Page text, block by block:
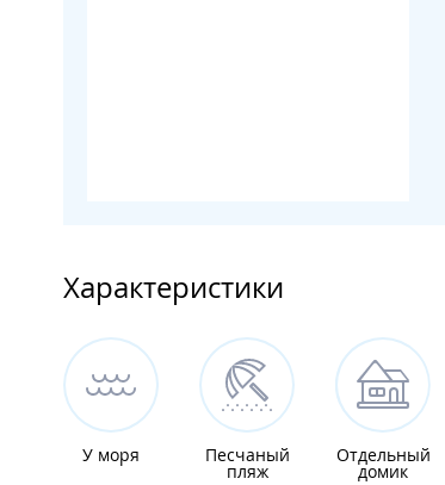
Характеристики
У моря Песчаный
пляж
Отдельный
домик